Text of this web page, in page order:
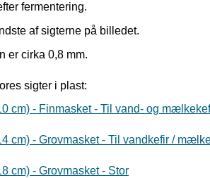
fermentering.
af sigterne på billedet.
er cirka 0,8 mm.
sigter i plast:
cm) - Finmasket - Til vand- og
cm) - Grovmasket - Til vandkefir /
cm) - Grovmasket - Stor